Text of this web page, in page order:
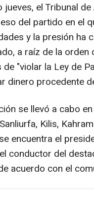
jueves, el Tribunal
del partido en el
y la presión ha
a raíz de la
de "violar la Ley de
dinero procedente
se llevó a cabo
Kilis,
encuentra el
conductor del
acuerdo con el